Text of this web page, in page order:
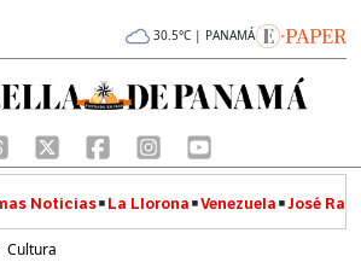
30.5°C | PANAMÁ
Noticias La Llorona Venezuela José
Cultura